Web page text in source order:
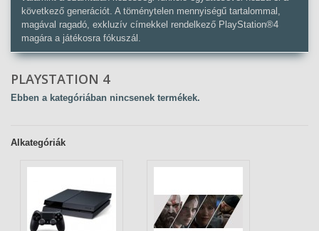
következő generációt. A töménytelen mennyiségű tartalommal,
magával ragadó, exkluzív címekkel rendelkező PlayStation®4
magára a játékosra fókuszál.
PLAYSTATION 4
Ebben a kategóriában nincsenek termékek.
Alkategóriák